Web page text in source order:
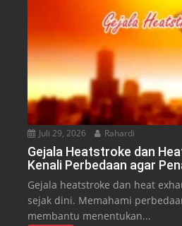
Juli 29, 2026 Rahardi
Gejala Heatstroke dan
Kenali Perbedaan agar
Gejala heatstroke dan heat
sejak dini. Memahami
membantu menentukan...